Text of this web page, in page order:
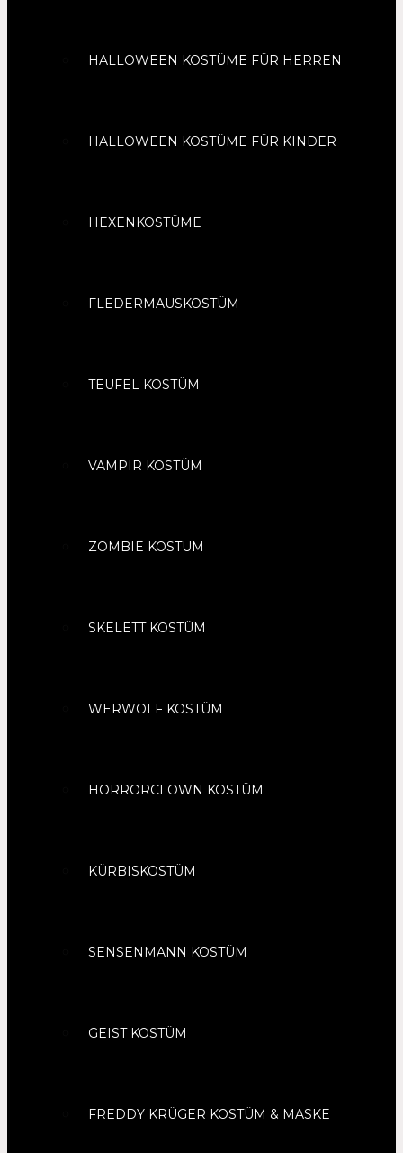
HALLOWEEN KOSTÜME FÜR HERREN
HALLOWEEN KOSTÜME FÜR KINDER
HEXENKOSTÜME
FLEDERMAUSKOSTÜM
TEUFEL KOSTÜM
VAMPIR KOSTÜM
ZOMBIE KOSTÜM
SKELETT KOSTÜM
WERWOLF KOSTÜM
HORRORCLOWN KOSTÜM
KÜRBISKOSTÜM
SENSENMANN KOSTÜM
GEIST KOSTÜM
FREDDY KRÜGER KOSTÜM & MASKE